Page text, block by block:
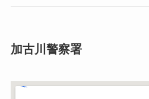
加古川警察署